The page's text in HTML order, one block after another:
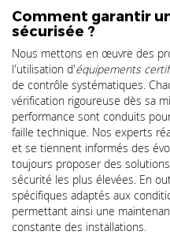
Comment garantir
sécurisée ?
Nous mettons en œuvre des
l'utilisation d'équipements
de contrôle systématiques.
vérification rigoureuse dès sa
performance sont conduits
faille technique. Nos experts
et se tiennent informés des
toujours proposer des
sécurité les plus élevées. En
spécifiques adaptés aux
permettant ainsi une
constante des installations.